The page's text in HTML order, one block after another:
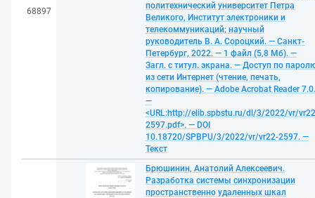
68897
политехнический университет Петра
Великого, Институт электроники и
телекоммуникаций; научный
руководитель В. А. Сороцкий. — Санкт-
Петербург, 2022. — 1 файл (5,8 Мб). —
Загл. с титул. экрана. — Доступ по
из сети Интернет (чтение, печать,
копирование). — Adobe Acrobat Reader 7.0.
—
<URL:http://elib.spbstu.ru/dl/3/2022/vr/
2597.pdf>. — DOI
10.18720/SPBPU/3/2022/vr/vr22-2597. —
Текст
Брюшинин, Анатолий Алексеевич.
Разработка системы синхронизации
пространственно удаленных шкал